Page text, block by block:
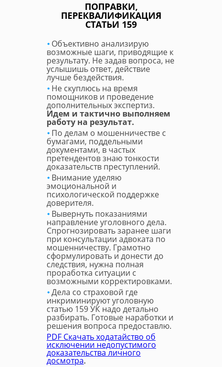
ПОПРАВКИ,
ПЕРЕКВАЛИФИКАЦИЯ
СТАТЬИ 159
Объективно анализирую
возможные шаги, приводящие к
результату. Не задав вопроса, не
услышишь ответ, действие
лучше бездействия.
Не скуплюсь на время
помощников и проведение
дополнительных экспертиз.
Идем и тактично выполняем
работу на результат.
По делам о мошенничестве с
бумагами, поддельными
документами, в частых
претендентов знаю тонкости
доказательств преступлений.
Внимание уделяю
эмоциональной и
психологической поддержке
доверителя.
Вывернуть показаниями
направление уголовного дела.
Спрогнозировать заранее шаги
при консультации адвоката по
мошенничеству. Грамотно
сформулировать и донести до
следствия, нужна полная
проработка ситуации с
возможными корректировками.
Дела со страховой где
инкриминируют уголовную
статью 159 УК надо детально
разбирать. Готовые наработки и
решения вопроса предоставлю.
PDF Скачать ходатайство об
исключении недопустимого
доказательства личного
досмотра.